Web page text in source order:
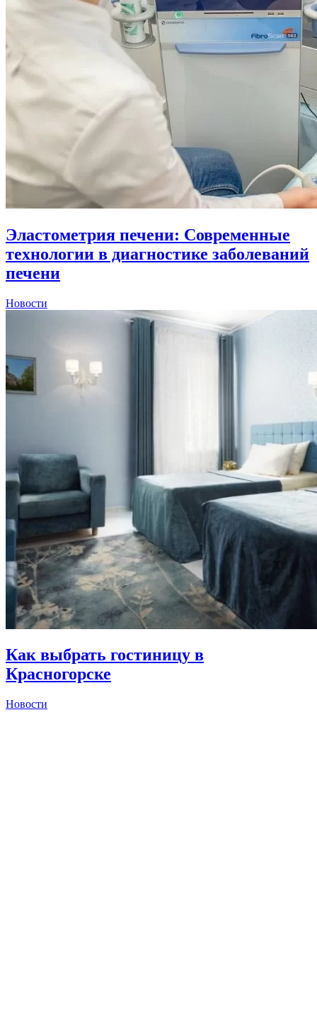
Эластометрия печени: Современные
технологии в диагностике заболеваний
печени
Новости
Как выбрать гостиницу в
Красногорске
Новости